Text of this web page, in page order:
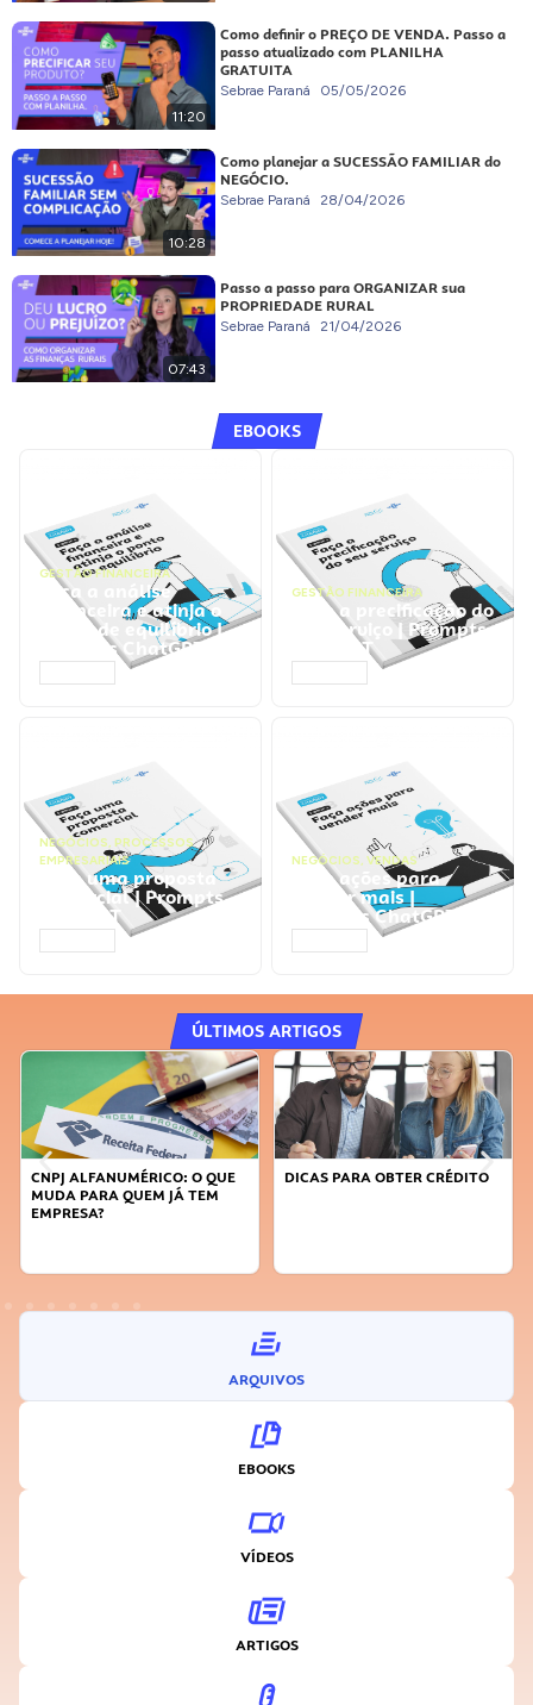
11:20
Como definir o PREÇO DE VENDA. Passo a
passo atualizado com PLANILHA
GRATUITA
Sebrae Paraná 05/05/2026
10:28
Como planejar a SUCESSÃO FAMILIAR do
NEGÓCIO.
Sebrae Paraná 28/04/2026
07:43
Passo a passo para ORGANIZAR sua
PROPRIEDADE RURAL
Sebrae Paraná 21/04/2026
EBOOKS
GESTÃO FINANCEIRA
Faça a análise
financeira e atinja o
ponto de equilíbrio |
Prompts ChatGPT
GESTÃO FINANCEIRA
Faça a precificação do
seu serviço | Prompts
ChatGPT
NEGÓCIOS, PROCESSOS
EMPRESARIAIS
Faça uma proposta
comercial | Prompts
ChatGPT
NEGÓCIOS, VENDAS
Faça ações para
vender mais |
Prompts ChatGPT
ÚLTIMOS ARTIGOS
DICAS PARA OBTER CRÉDITO
FAÇA A DIFERENÇA: SEJA
ARQUIVOS
EBOOKS
VÍDEOS
ARTIGOS